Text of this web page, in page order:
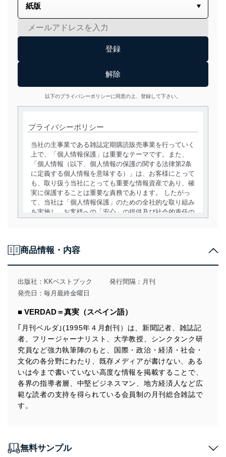
以下のプライバシーポリシーに同意の上、登録して下さい。
プライバシーポリシー
当社の主事業である雑誌定期購読販売事業を行っていく
上で、「個人情報保護」は重要なテーマです。また、
「個人情報（以下、個人情報の保護の関する法律第2条
に定義する個人情報を意味する）」は、お客様にとって
も、取り扱う当社にとっても重要な情報資産であり、確
実に保護することは重要な責務であります。 したがっ
て、当社は「個人情報保護」のための全社的な取り組み
を実施し、お客様への「安心」の提供及び社会的責任の
用目的を明確にし、本人の同意を得たうえで利用目的の
達成に必要な範囲内で適法かつ公正な手段によって取
得・利用・提供を行います。また、当社が保有している
個人情報は、同意を得ずに目的外利用、第三者への提
供・開示は行いません。当社においてはこれらの取り組
みを確実にするため、従業者等の教育を徹底してまいり
ます。また、目的外利用を行わないために、適切な管理
措置を講じます。
法令遵守
当社は、個人情報に関連する法令、国が定める指針及び
その他の規範を遵守します。また、当社の管理の仕組み
に、これらの法令及びその他の規範を常に適合させま
す。
に、下記セキュリティ対策をはじめとする安全対策を実
商品情報・内容
出版社： KKベストブック
発行間隔：月刊
発売日：毎月最終金曜日
■ VERDAD＝真実（スペイン語）
｢月刊ベルダ｣(1995年４月創刊）は、新聞記者、雑誌記
者、フリージャーナリスト、大学教授、シンクタンク研
究員など強力執筆陣のもと、国際・政治・経済・社会・
文化の各分野にわたり、既存メディアが書けない、ある
いは今まで書いていない高度な情報を掲載することで、
各界の指導者層、中堅ビジネスマン、地方経済人など広
範な読者の支持を得られている会員制の月刊総合雑誌で
す。
無料サンプル